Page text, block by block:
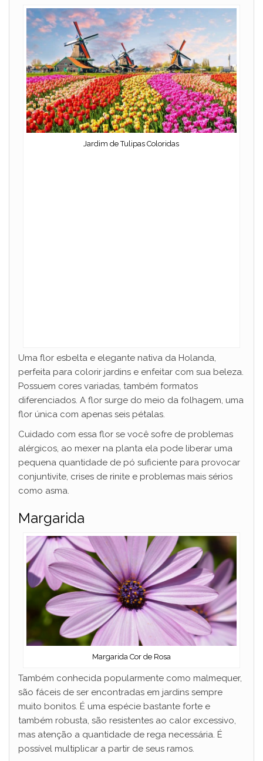
Jardim de Tulipas Coloridas
Uma flor esbelta e elegante nativa da Holanda,
perfeita para colorir jardins e enfeitar com sua beleza.
Possuem cores variadas, também formatos
diferenciados. A flor surge do meio da folhagem, uma
flor única com apenas seis pétalas.
Cuidado com essa flor se você sofre de problemas
alérgicos, ao mexer na planta ela pode liberar uma
pequena quantidade de pó suficiente para provocar
conjuntivite, crises de rinite e problemas mais sérios
como asma.
Margarida
Margarida Cor de Rosa
Também conhecida popularmente como malmequer,
são fáceis de ser encontradas em jardins sempre
muito bonitos. É uma espécie bastante forte e
também robusta, são resistentes ao calor excessivo,
mas atenção a quantidade de rega necessária. É
possível multiplicar a partir de seus ramos.